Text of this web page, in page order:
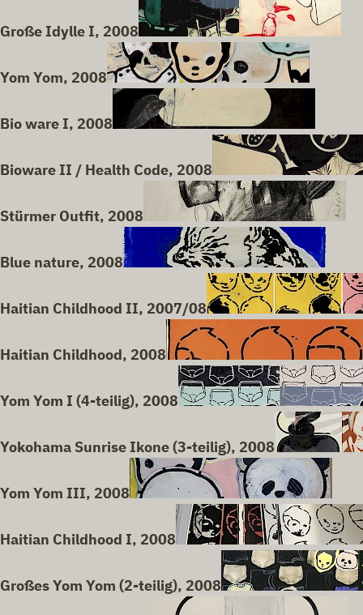
Große Idylle I, 2008
Yom Yom, 2008
Bio ware I, 2008
Bioware II / Health Code, 2008
Stürmer Outfit, 2008
Blue nature, 2008
Haitian Childhood II, 2007/08
Haitian Childhood, 2008
Yom Yom I (4-teilig), 2008
Yokohama Sunrise Ikone (3-teilig), 2008
Yom Yom III, 2008
Haitian Childhood I, 2008
Großes Yom Yom (2-teilig), 2008